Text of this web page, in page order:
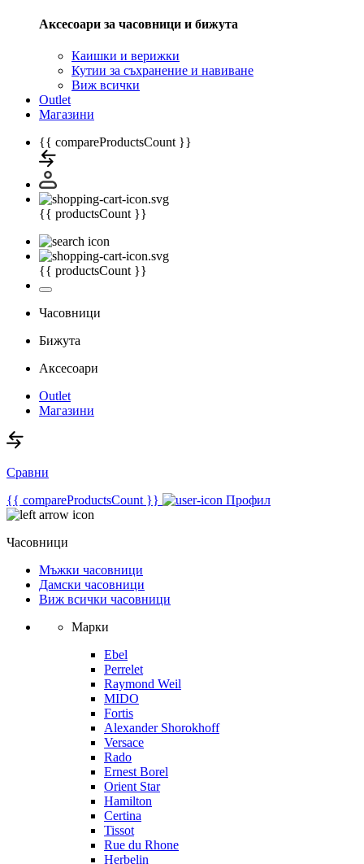
Аксесоари за часовници и бижута
Каишки и верижки
Кутии за съхранение и навиване
Виж всички
Outlet
Магазини
{{ compareProductsCount }}
{{ productsCount }}
{{ productsCount }}
Часовници
Бижута
Аксесоари
Outlet
Магазини
Сравни
{{ compareProductsCount }}
Профил
Часовници
Мъжки часовници
Дамски часовници
Виж всички часовници
Марки
Ebel
Perrelet
Raymond Weil
MIDO
Fortis
Alexander Shorokhoff
Versace
Rado
Ernest Borel
Orient Star
Hamilton
Certina
Tissot
Rue du Rhone
Herbelin